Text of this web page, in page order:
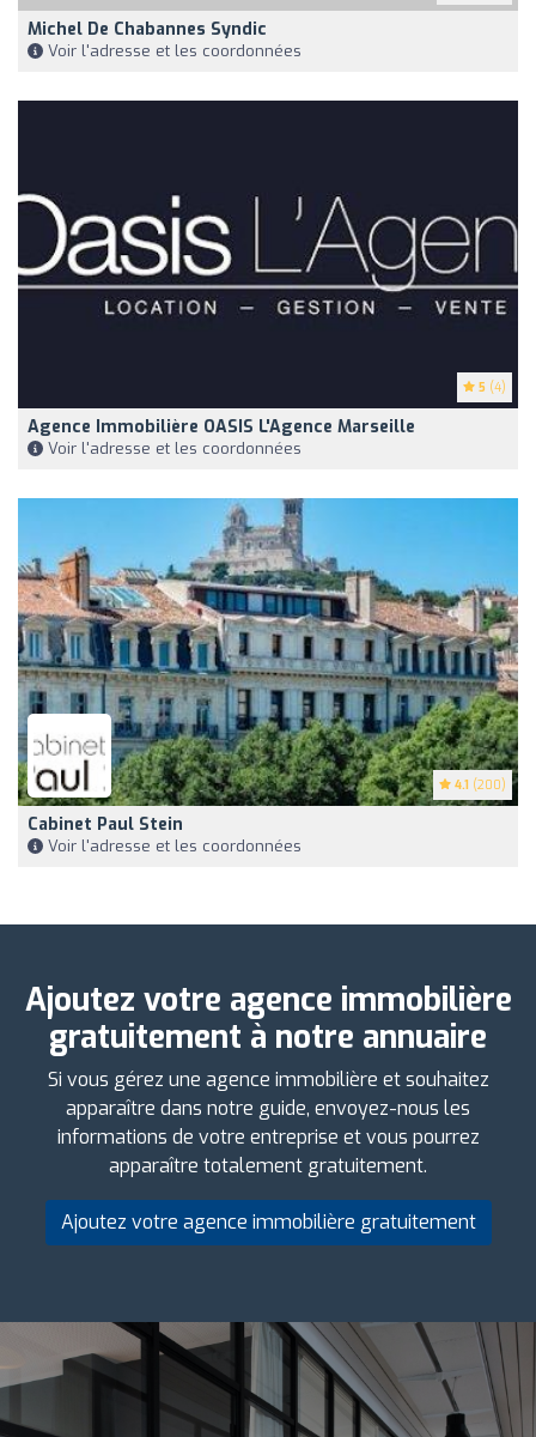
Michel De Chabannes Syndic
Voir l'adresse et les coordonnées
5 (4)
Agence Immobilière OASIS L'Agence Marseille
Voir l'adresse et les coordonnées
4.1 (200)
Cabinet Paul Stein
Voir l'adresse et les coordonnées
Ajoutez votre agence immobilière
gratuitement à notre annuaire
Si vous gérez une agence immobilière et souhaitez
apparaître dans notre guide, envoyez-nous les
informations de votre entreprise et vous pourrez
apparaître totalement gratuitement.
Ajoutez votre agence immobilière gratuitement